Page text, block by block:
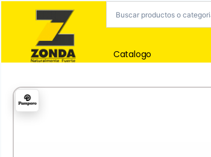
Catalogo